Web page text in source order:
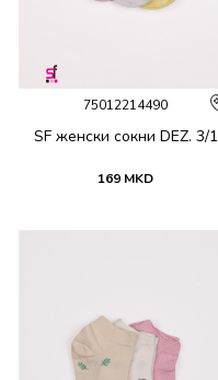
75012214490
SF женски сокни DEZ. 3/1
169 MKD